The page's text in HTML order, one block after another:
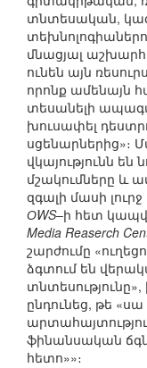
տնտեսական,
մնացյալ
ունեն այն
որոնք ամենայն
տեսանելի
խուսափել
սցենարներից»։
վկայությունն
մշակումները և
զգալի մասի
ОWS–ի հետ
Media Reaserch
շարժումը
ձգտում են
ընդունեց, թե
ֆինանսական
հետո»»։